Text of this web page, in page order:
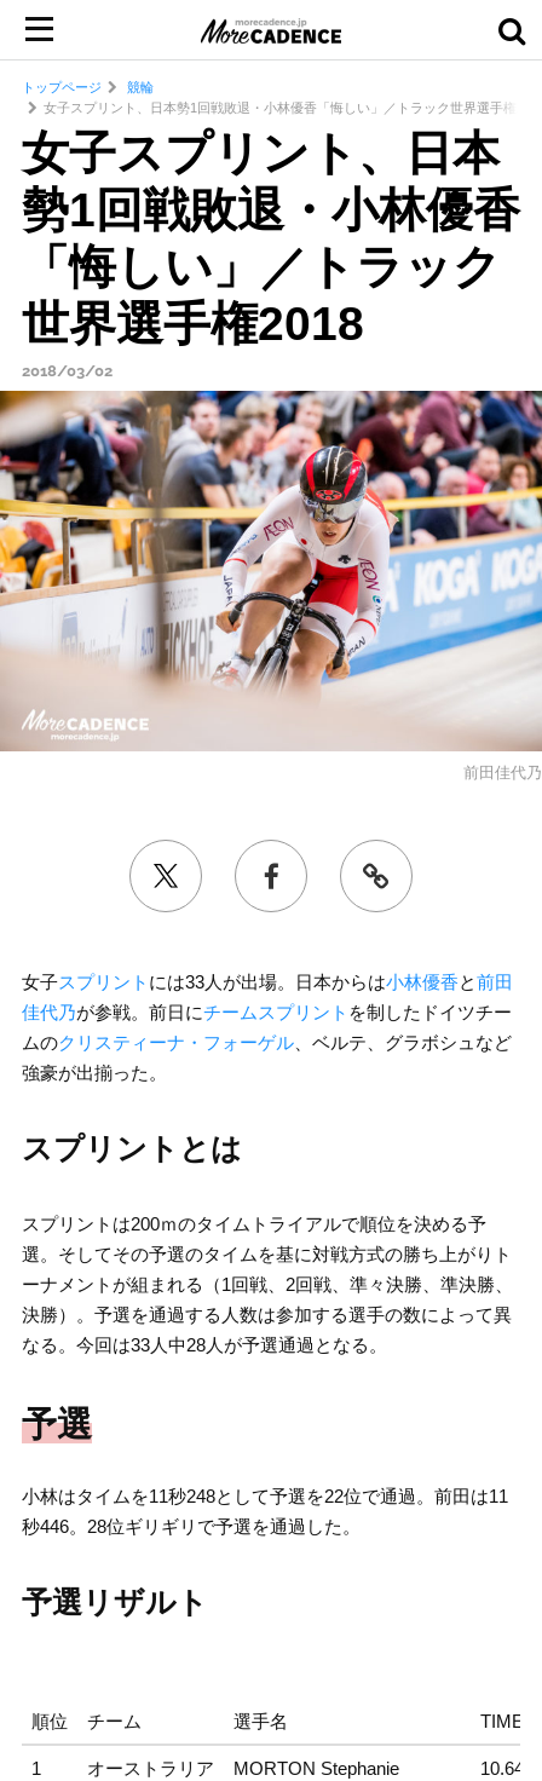
トップページ
競輪
女子スプリント、日本勢1回戦敗退・小林優香「悔しい」／トラック世界選手権
女子スプリント、日本
勢1回戦敗退・小林優香
「悔しい」／トラック
世界選手権2018
2018/03/02
前田佳代乃
女子スプリント には33人が出場。日本からは小林優香と前田
佳代乃が参戦。前日にチームスプリント を制したドイツチー
ムのクリスティーナ・フォーゲル、ベルテ、グラボシュなど
強豪が出揃った。
スプリントとは
スプリントは200ｍのタイムトライアルで順位を決める予
選。そしてその予選のタイムを基に対戦方式の勝ち上がりト
ーナメントが組まれる（1回戦、2回戦、準々決勝、準決勝、
決勝）。予選を通過する人数は参加する選手の数によって異
なる。今回は33人中28人が予選通過となる。
予選
小林はタイムを11秒248として予選を22位で通過。前田は11
秒446。28位ギリギリで予選を通過した。
予選リザルト
順位 チーム 選手名 TIME
1 オーストラリア MORTON Stephanie 10.645